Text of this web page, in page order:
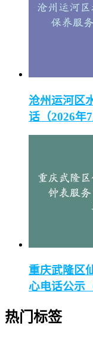
沧州运河区
话（2026年7
重庆武隆区
心电话公示
热门标签